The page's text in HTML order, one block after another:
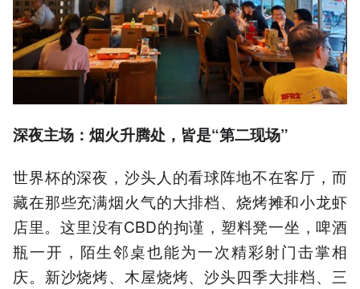
深夜主场：烟火升腾处，皆是“第二现场”
世界杯的深夜，沙头人的看球阵地不在客厅，而
藏在那些充满烟火气的大排档、烧烤摊和小龙虾
店里。这里没有CBD的拘谨，塑料凳一坐，啤酒
瓶一开，陌生邻桌也能为一次精彩射门击掌相
庆。新沙烧烤、木屋烧烤、沙头四季大排档、三